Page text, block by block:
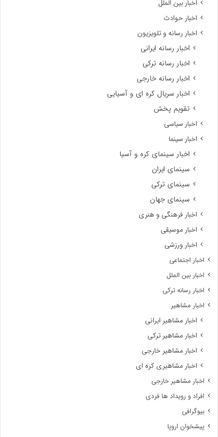
اخبار بین الملل
اخبار حوادث
اخبار رسانه و تلویزیون
اخبار رسانه ایرانی
اخبار رسانه ترکی
اخبار رسانه خارجی
اخبار سریال کره ای و آسیایی
تقویم پخش
اخبار سیاسی
اخبار سینما
اخبار سینمای کره و آسیا
سینمای ایران
سینمای ترکی
سینمای جهان
اخبار فرهنگی و هنری
اخبار موسیقی
اخبار ورزشی
اخبار اجتماعی
اخبار بین الملل
اخبار رسانه ترکی
اخبار مشاهیر
اخبار مشاهیر ایرانی
اخبار مشاهیر ترکی
اخبار مشاهیر خارجی
اخبار مشاهیری کره ای
اخبار مشاهیر خارجی
افراد و رویداد ها فردی
بیوگرافی
پیشخوان اروپا